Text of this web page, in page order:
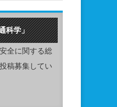
科学」
全に関する総
稿募集してい